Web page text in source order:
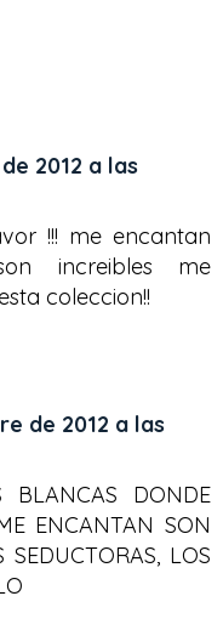
2012 a las
!!! me encantan
increibles me
coleccion!!
de 2012 a las
BLANCAS DONDE
ENCANTAN SON
SEDUCTORAS, LOS